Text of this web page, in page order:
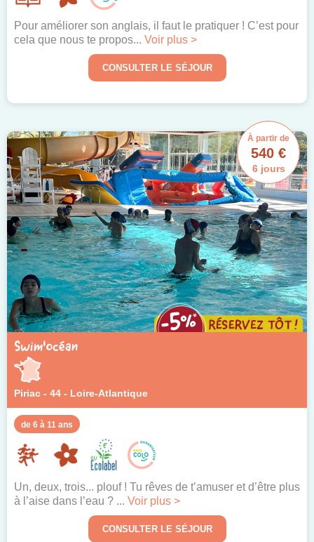
Pour améliorer son anglais, il faut le pratiquer ! C’est pour
cela que nous te propos... Voir plus >
CONSULTER LE SÉJOUR
Swim'océan
Piriac - 44 - Loire-Atlantique
de 6 à 11 ans
À partir de
540 €
6 jours
Un, deux, trois... plouf ! Tu rêves de t’amuser et d’être plus
à l’aise dans l’eau ? ... Voir plus >
CONSULTER LE SÉJOUR